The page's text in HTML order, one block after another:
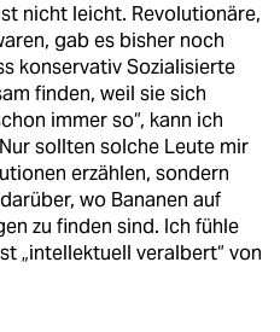
nicht leicht. Revolutionäre,
gab es bisher noch
konservativ Sozialisierte
finden, weil sie sich
immer so“, kann ich
sollten solche Leute mir
erzählen, sondern
wo Bananen auf
zu finden sind. Ich fühle
„intellektuell veralbert“ von